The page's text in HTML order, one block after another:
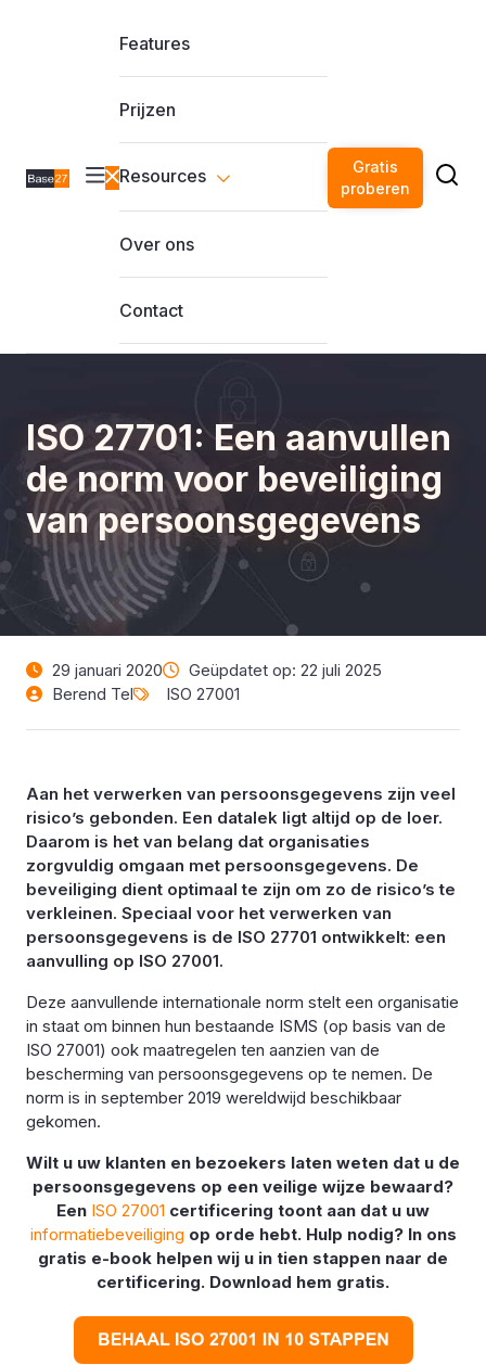
Features
Prijzen
Resources
Over ons
Contact
Gratis
proberen
ISO 27701: Een aanvullen
de norm voor beveiliging
van persoonsgegevens
29 januari 2020
Geüpdatet op: 22 juli 2025
Berend Tel
ISO 27001
Aan het verwerken van persoonsgegevens zijn veel
risico’s gebonden. Een datalek ligt altijd op de loer.
Daarom is het van belang dat organisaties
zorgvuldig omgaan met persoonsgegevens. De
beveiliging dient optimaal te zijn om zo de risico’s te
verkleinen. Speciaal voor het verwerken van
persoonsgegevens is de ISO 27701 ontwikkelt: een
aanvulling op ISO 27001.
Deze aanvullende internationale norm stelt een organisatie
in staat om binnen hun bestaande ISMS (op basis van de
ISO 27001) ook maatregelen ten aanzien van de
bescherming van persoonsgegevens op te nemen. De
norm is in september 2019 wereldwijd beschikbaar
gekomen.
Wilt u uw klanten en bezoekers laten weten dat u de
persoonsgegevens op een veilige wijze bewaard?
Een ISO 27001 certificering toont aan dat u uw
informatiebeveiliging op orde hebt. Hulp nodig? In ons
gratis e-book helpen wij u in tien stappen naar de
certificering. Download hem gratis.